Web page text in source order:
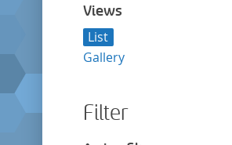
Views
List
Gallery
Filter